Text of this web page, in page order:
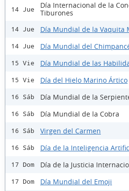
14 Jue
Día Internacional de la
Tiburones
14 Jue Día Mundial de la Vaquita
14 Jue Día Mundial del
15 Vie Día Mundial de las
15 Vie Día del Hielo Marino Ártico
16 Sáb Día Mundial de la
16 Sáb Día Mundial de la Cobra
16 Sáb Virgen del Carmen
16 Sáb Día de la Inteligencia
17 Dom Día de la Justicia
17 Dom Día Mundial del Emoji